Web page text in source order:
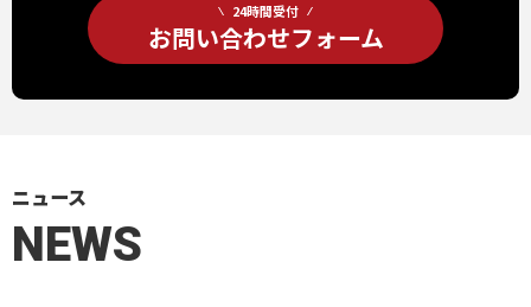
24時間受付
お問い合わせフォーム
ニュース
NEWS